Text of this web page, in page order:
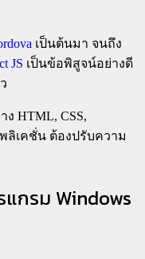
เป็นต้นมา จนถึง
JS เป็นข้อพิสูจน์อย่างดี
HTML, CSS,
พลิเคชั่น ต้องปรับความ
แกรม Windows